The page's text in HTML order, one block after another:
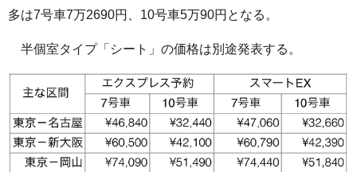
多は7号車7万2690円、10号車5万90円となる。
半個室タイプ「シート」の価格は別途発表する。